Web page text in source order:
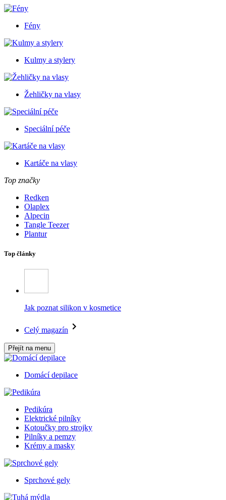
Fény
Kulmy a stylery
Žehličky na vlasy
Speciální péče
Kartáče na vlasy
Top značky
Redken
Olaplex
Alpecin
Tangle Teezer
Plantur
Top články
Jak poznat silikon v kosmetice
Celý magazín
Přejít na menu
Domácí depilace
Pedikúra
Elektrické pilníky
Kotoučky pro strojky
Pilníky a pemzy
Krémy a masky
Sprchové gely